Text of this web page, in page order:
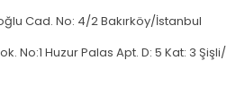
Cad. No: 4/2 Bakırköy/İstanbul
No:1 Huzur Palas Apt. D: 5 Kat: 3 Şişli/